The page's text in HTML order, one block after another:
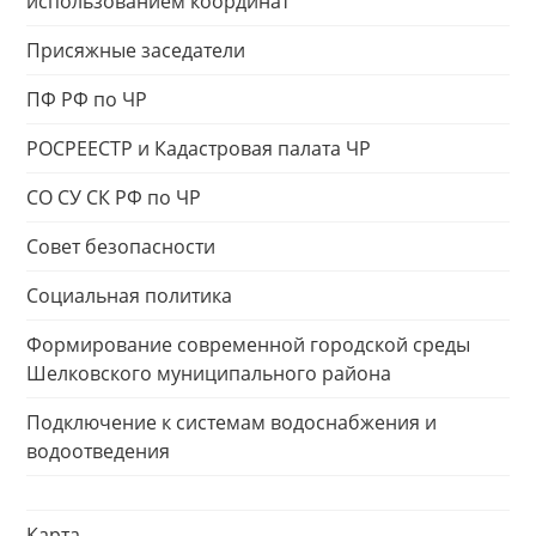
Присяжные заседатели
ПФ РФ по ЧР
РОСРЕЕСТР и Кадастровая палата ЧР
СО СУ СК РФ по ЧР
Совет безопасности
Социальная политика
Формирование современной городской среды
Шелковского муниципального района
Подключение к системам водоснабжения и
водоотведения